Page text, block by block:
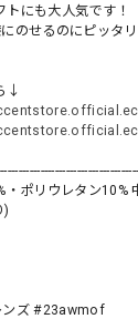
にも大人気です！
のせるのにピッタ
↓
ポリウレタン10%
)
ズ #23awmof